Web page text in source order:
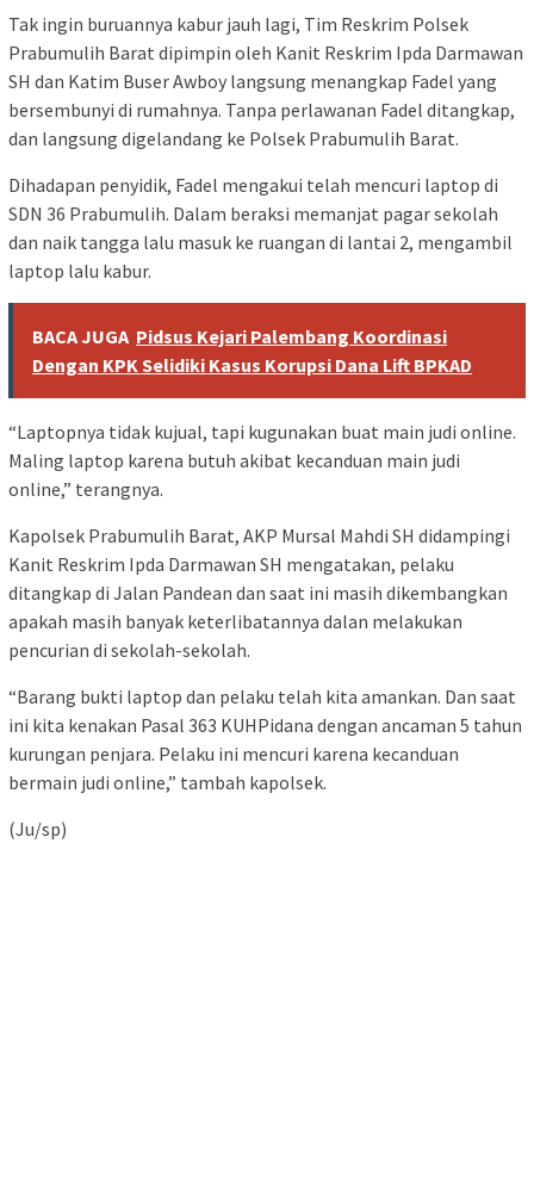
Tak ingin buruannya kabur jauh lagi, Tim Reskrim Polsek
Prabumulih Barat dipimpin oleh Kanit Reskrim Ipda Darmawan
SH dan Katim Buser Awboy langsung menangkap Fadel yang
bersembunyi di rumahnya. Tanpa perlawanan Fadel ditangkap,
dan langsung digelandang ke Polsek Prabumulih Barat.
Dihadapan penyidik, Fadel mengakui telah mencuri laptop di
SDN 36 Prabumulih. Dalam beraksi memanjat pagar sekolah
dan naik tangga lalu masuk ke ruangan di lantai 2, mengambil
laptop lalu kabur.
BACA JUGA Pidsus Kejari Palembang Koordinasi
Dengan KPK Selidiki Kasus Korupsi Dana Lift BPKAD
“Laptopnya tidak kujual, tapi kugunakan buat main judi online.
Maling laptop karena butuh akibat kecanduan main judi
online,” terangnya.
Kapolsek Prabumulih Barat, AKP Mursal Mahdi SH didampingi
Kanit Reskrim Ipda Darmawan SH mengatakan, pelaku
ditangkap di Jalan Pandean dan saat ini masih dikembangkan
apakah masih banyak keterlibatannya dalan melakukan
pencurian di sekolah-sekolah.
“Barang bukti laptop dan pelaku telah kita amankan. Dan saat
ini kita kenakan Pasal 363 KUHPidana dengan ancaman 5 tahun
kurungan penjara. Pelaku ini mencuri karena kecanduan
bermain judi online,” tambah kapolsek.
(Ju/sp)